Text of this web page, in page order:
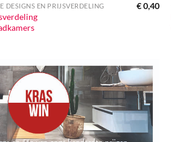
DESIGNS EN PRIJSVERDELING €0,40